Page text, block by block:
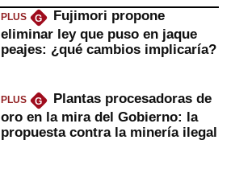
PLUS G
Fujimori propone
eliminar ley que puso en jaque
peajes: ¿qué cambios implicaría?
PLUS G
Plantas procesadoras de
oro en la mira del Gobierno: la
propuesta contra la minería ilegal